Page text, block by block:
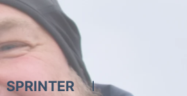
SPRINTER BIKES &